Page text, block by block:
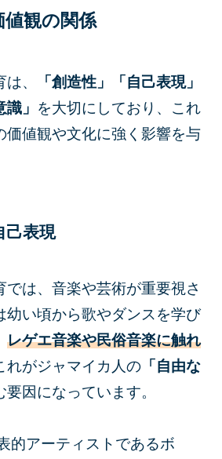
観の関係
、
「創造性」「自己表現」
」 を大切にしており、これ
価値観や文化に強く影響を与
己表現
では、音楽や芸術が重要視さ
幼い頃から歌やダンスを学び
レゲエ音楽や民俗音楽に触れ
れがジャマイカ人の 「自由な
要因になっています。
的アーティストであるボ